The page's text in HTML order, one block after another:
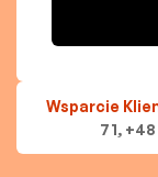
Wsparcie
71,